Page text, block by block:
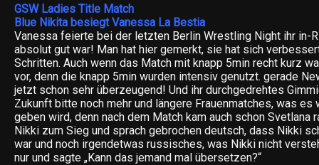
GSW Ladies Title Match
Blue Nikita besiegt Vanessa La Bestia
Vanessa feierte bei der letzten Berlin Wrestling Night ihr in-
absolut gut war! Man hat hier gemerkt, sie hat sich
Schritten. Auch wenn das Match mit knapp 5min recht kurz
vor, denn die knapp 5min wurden intensiv genutzt. gerade
jetzt schon sehr überzeugend! Und ihr durchgedrehtes
Zukunft bitte noch mehr und längere Frauenmatches, was es
geben wird, denn nach dem Match kam auch schon Svetlana
Nikki zum Sieg und sprach gebrochen deutsch, dass Nikki
war und noch irgendetwas russisches, was Nikki nicht
nur und sagte „Kann das jemand mal übersetzen?“